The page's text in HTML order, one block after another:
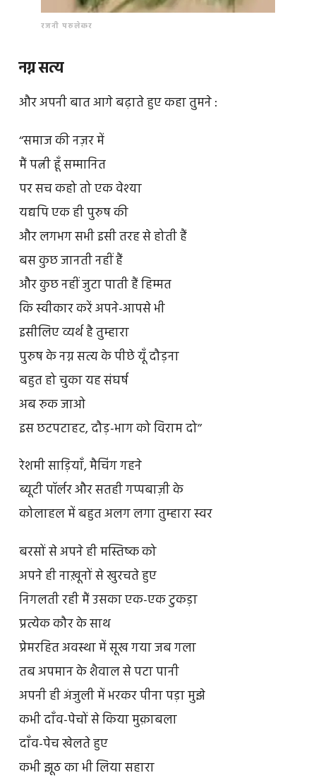
रजनी परुलेकर
नग्न सत्य
और अपनी बात आगे बढ़ाते हुए कहा तुमने :
‘‘समाज की नज़र में
मैं पत्नी हूँ सम्मानित
पर सच कहो तो एक वेश्या
यद्यपि एक ही पुरुष की
और लगभग सभी इसी तरह से होती हैं
बस कुछ जानती नहीं हैं
और कुछ नहीं जुटा पाती हैं हिम्मत
कि स्वीकार करें अपने-आपसे भी
इसीलिए व्यर्थ है तुम्हारा
पुरुष के नग्न सत्य के पीछे यूँ दौड़ना
बहुत हो चुका यह संघर्ष
अब रुक जाओ
इस छटपटाहट, दौड़-भाग को विराम दो’’
रेशमी साड़ियाँ, मैचिंग गहने
ब्यूटी पॉर्लर और सतही गप्पबाज़ी के
कोलाहल में बहुत अलग लगा तुम्हारा स्वर
बरसों से अपने ही मस्तिष्क को
अपने ही नाख़ूनों से खुरचते हुए
निगलती रही मैं उसका एक-एक टुकड़ा
प्रत्येक कौर के साथ
प्रेमरहित अवस्था में सूख गया जब गला
तब अपमान के शैवाल से पटा पानी
अपनी ही अंजुली में भरकर पीना पड़ा मुझे
कभी दाँव-पेचों से किया मुक़ाबला
दाँव-पेच खेलते हुए
कभी झूठ का भी लिया सहारा